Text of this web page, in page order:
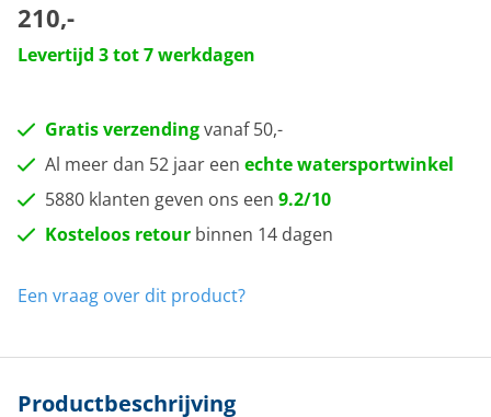
210,-
Levertijd 3 tot 7 werkdagen
Gratis verzendingvanaf 50,-
Al meer dan 52 jaar een echte watersportwinkel
5880 klanten geven ons een 9.2/10
Kosteloos retour binnen 14 dagen
Een vraag over dit product?
Productbeschrijving